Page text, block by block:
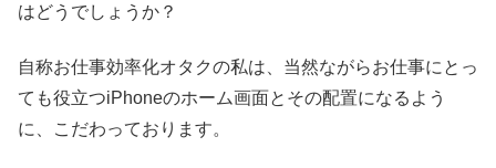
はどうでしょうか？
自称お仕事効率化オタクの私は、当然ながらお仕事にとっ
ても役立つiPhoneのホーム画面とその配置になるよう
に、こだわっております。